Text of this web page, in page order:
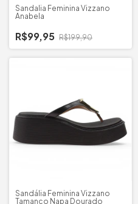
Sandalia Feminina Vizzano
Anabela
R$99,95 R$199,90
Sandália Feminina Vizzano
Tamanco Napa Dourado